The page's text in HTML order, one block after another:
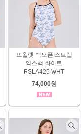
뜨왈렛 백오픈 스트랩
엑스백 화이트
RSLA425 WHT
74,000원